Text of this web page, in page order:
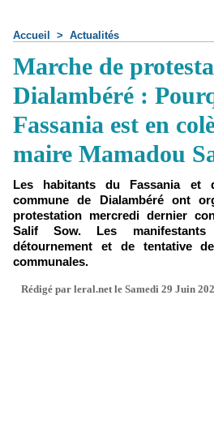
Accueil > Actualités
Marche de
Dialambéré :
Fassania est en
maire Mamadou
Les habitants du Fassania et
commune de Dialambéré ont
protestation mercredi dernier
Salif Sow. Les
détournement et de tentative
communales.
Rédigé par leral.net le Samedi 29 Juin